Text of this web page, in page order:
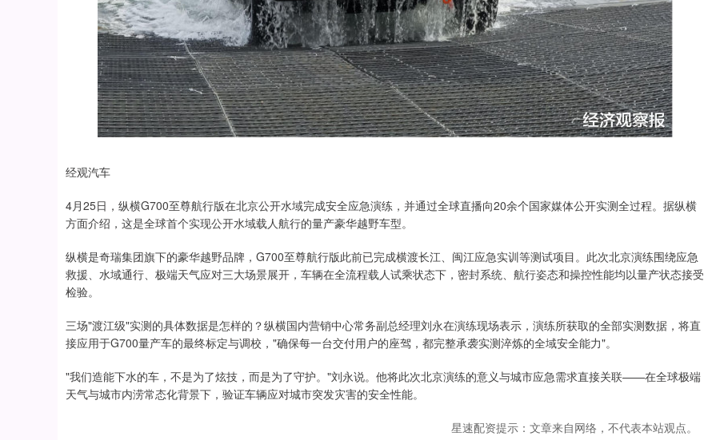
经观汽车
4月25日，纵横G700至尊航行版在北京公开水域完成安全应急演练，并通过全球直播向20余个国家媒体公开实测全过程。据纵横
方面介绍，这是全球首个实现公开水域载人航行的量产豪华越野车型。
纵横是奇瑞集团旗下的豪华越野品牌，G700至尊航行版此前已完成横渡长江、闽江应急实训等测试项目。此次北京演练围绕应急
救援、水域通行、极端天气应对三大场景展开，车辆在全流程载人试乘状态下，密封系统、航行姿态和操控性能均以量产状态接受
检验。
三场"渡江级"实测的具体数据是怎样的？纵横国内营销中心常务副总经理刘永在演练现场表示，演练所获取的全部实测数据，将直
接应用于G700量产车的最终标定与调校，"确保每一台交付用户的座驾，都完整承袭实测淬炼的全域安全能力"。
"我们造能下水的车，不是为了炫技，而是为了守护。"刘永说。他将此次北京演练的意义与城市应急需求直接关联——在全球极端
天气与城市内涝常态化背景下，验证车辆应对城市突发灾害的安全性能。
星速配资提示：文章来自网络，不代表本站观点。